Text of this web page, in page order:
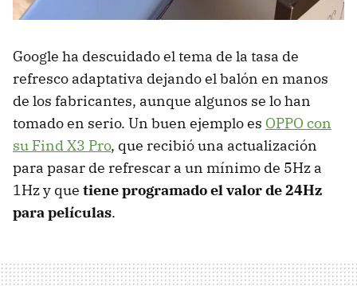
Google ha descuidado el tema de la tasa de
refresco adaptativa dejando el balón en manos
de los fabricantes, aunque algunos se lo han
tomado en serio. Un buen ejemplo es OPPO con
su Find X3 Pro, que recibió una actualización
para pasar de refrescar a un mínimo de 5Hz a
1Hz y que tiene programado el valor de 24Hz
para películas.